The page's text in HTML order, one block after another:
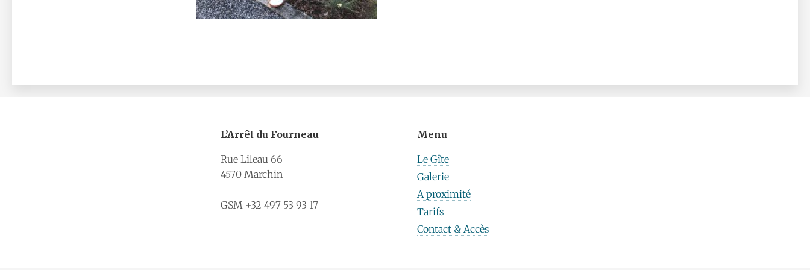
L’Arrêt du Fourneau
Rue Lileau 66
4570 Marchin
GSM +32 497 53 93 17
Menu
Le Gîte
Galerie
A proximité
Tarifs
Contact & Accès